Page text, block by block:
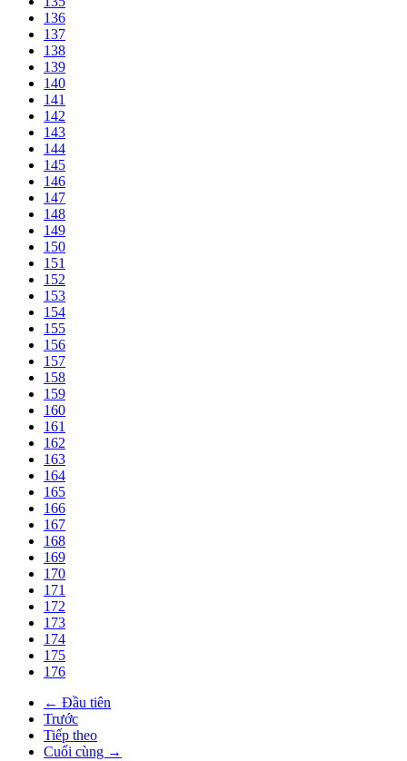
136
137
138
139
140
141
142
143
144
145
146
147
148
149
150
151
152
153
154
155
156
157
158
159
160
161
162
163
164
165
166
167
168
169
170
171
172
173
174
175
176
← Đầu tiên
Trước
Tiếp theo
Cuối cùng →